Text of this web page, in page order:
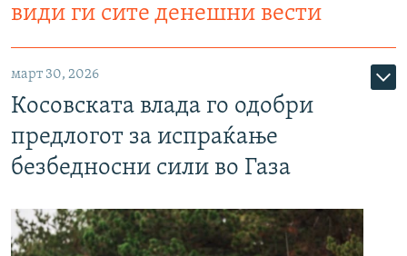
види ги сите денешни вести
март 30, 2026
Косовската влада го одобри
предлогот за испраќање
безбедносни сили во Газа